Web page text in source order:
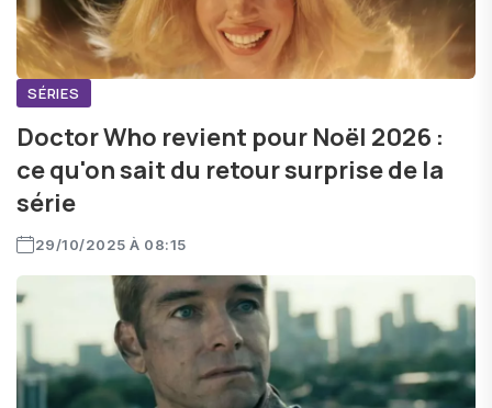
SÉRIES
Doctor Who revient pour Noël 2026 :
ce qu'on sait du retour surprise de la
série
29/10/2025 À 08:15